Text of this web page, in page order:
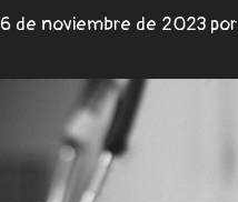
6 de noviembre de 2023 por